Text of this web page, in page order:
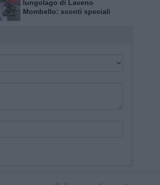
lungolago di Laveno
Mombello: sconti speciali